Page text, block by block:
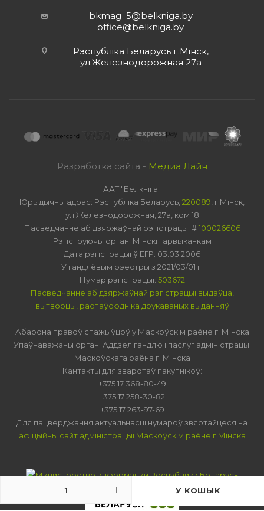
У КОШЫК
bkmag_5@belkniga.by
office@belkniga.by
Рэспубліка Беларусь г.Мінск,
ул.Железнодорожная 27а
Разработка сайта - Медиа Лайн
ААТ "Белкніга"
Юрыдычны адрас: Рэспубліка Беларусь, 220089 , г.Мінск,
ул.Железнодорожная, 27а, ком 18
Пасведчанне аб дзяржаўнай рэгістрацыі #100026606
Рэгіструючы орган: Мінскі гарвыканкам
Дата рэгістрацыі ў ЕГР: 03.03.2006
У гандлёвым рэестры з 2021/03/01 г.
Нумар рэгістрацыі: 503672
Пасведчанне аб дзяржаўнай рэгістрацыі выдаўца,
вытворцы, распаўсюдніка друкаваных выданняў
Абарона правоў спажыўцоў у Маскоўскім раёне г. Мінска
Упаўнаважаны орган: Аддзел гандлю і паслуг адміністрацыі
Маскоўскага раёна г. Мінска
Кантакты для зваротаў пакупнікоў:
+375 17 368-80-49
+375 17 258-30-82
+375 17 263-97-69
Для пацверджання актуальнасці нумароў звяртайцеся на
афіцыйны сайт адміністрацыі Маскоўскім раёне г.Мінска